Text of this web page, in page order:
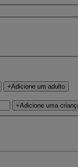
+Adicione um adulto
+Adicione uma